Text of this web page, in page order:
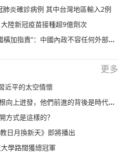
炎確診病例 其中台灣地區輸入2例
陸新冠疫苗接種超9億劑次
指責”：中國內政不容任何外部勢力干涉
更多
近平的太空情懷
上迸發，他們前進的背後是時代的巨變
方式是這樣的？
日月換新天》即將播出
學路闊獲總冠軍